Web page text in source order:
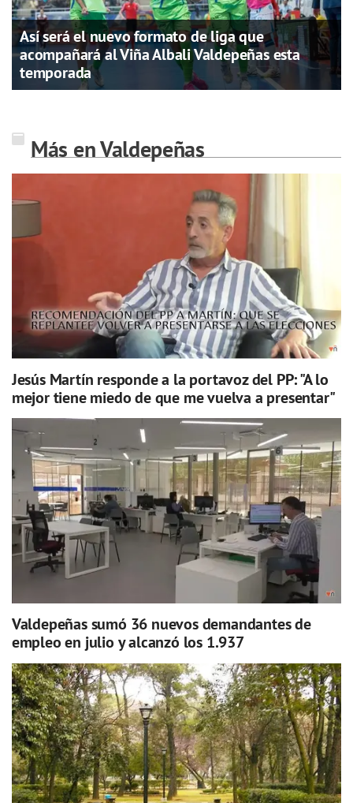
Así será el nuevo formato de liga que
acompañará al Viña Albali Valdepeñas esta
temporada
Más en Valdepeñas
Jesús Martín responde a la portavoz del PP: "A lo
mejor tiene miedo de que me vuelva a presentar"
Valdepeñas sumó 36 nuevos demandantes de
empleo en julio y alcanzó los 1.937